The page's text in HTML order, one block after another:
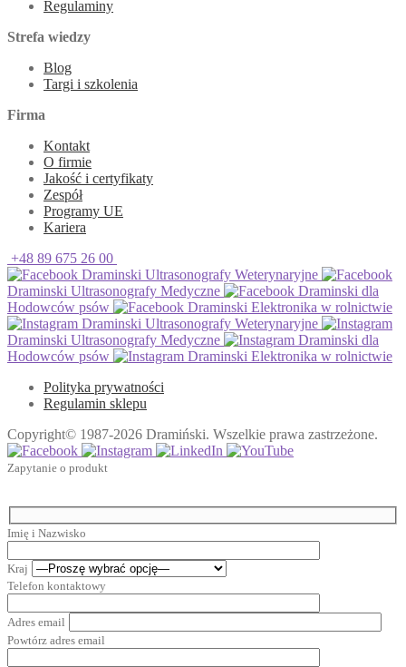
Regulaminy
Strefa wiedzy
Blog
Targi i szkolenia
Firma
Kontakt
O firmie
Jakość i certyfikaty
Zespół
Programy UE
Kariera
+48 89 675 26 00
Draminski Ultrasonografy Weterynaryjne
Draminski Ultrasonografy Medyczne
Draminski dla
Hodowców psów
Draminski Elektronika w rolnictwie
Draminski Ultrasonografy Weterynaryjne
Draminski Ultrasonografy Medyczne
Draminski dla
Hodowców psów
Draminski Elektronika w rolnictwie
Polityka prywatności
Regulamin sklepu
Copyright© 1987-2026 Dramiński. Wszelkie prawa zastrzeżone.
Zapytanie o produkt
Imię i Nazwisko
Kraj
Telefon kontaktowy
Adres email
Powtórz adres email